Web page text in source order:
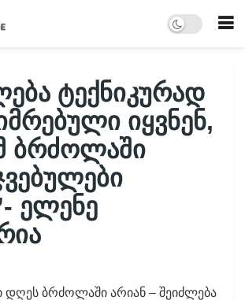
ტექნიკურად
იყვნენ,
ბრძოლაში
ელენე
დღეს ბრძოლაში არიან – შეიძლება